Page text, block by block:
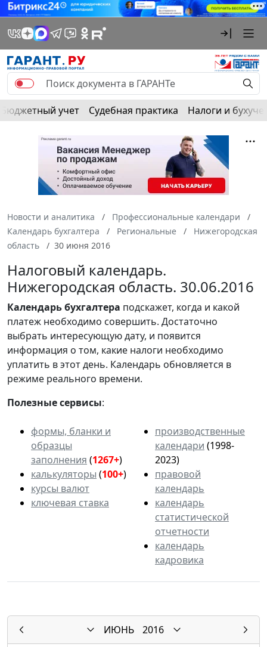
Бюджетный учет Судебная практика Налоги и
Новости и аналитика
Профессиональные календари
Календарь бухгалтера
Региональные
Нижегородская
область
30 июня 2016
Налоговый календарь.
Нижегородская область. 30.06.2016
Календарьбухгалтера подскажет, когда и какой
платеж необходимо совершить. Достаточно
выбрать интересующую дату, и появится
информация о том, какие налоги необходимо
уплатить в этот день. Календарь обновляется в
режиме реального времени.
Полезные сервисы:
формы, бланки и
образцы
заполнения (1267+)
калькуляторы (100+)
курсы валют
ключевая ставка
производственные
календари (1998-
2023)
правовой
календарь
календарь
статистической
отчетности
календарь
кадровика
ИЮНЬ
2016